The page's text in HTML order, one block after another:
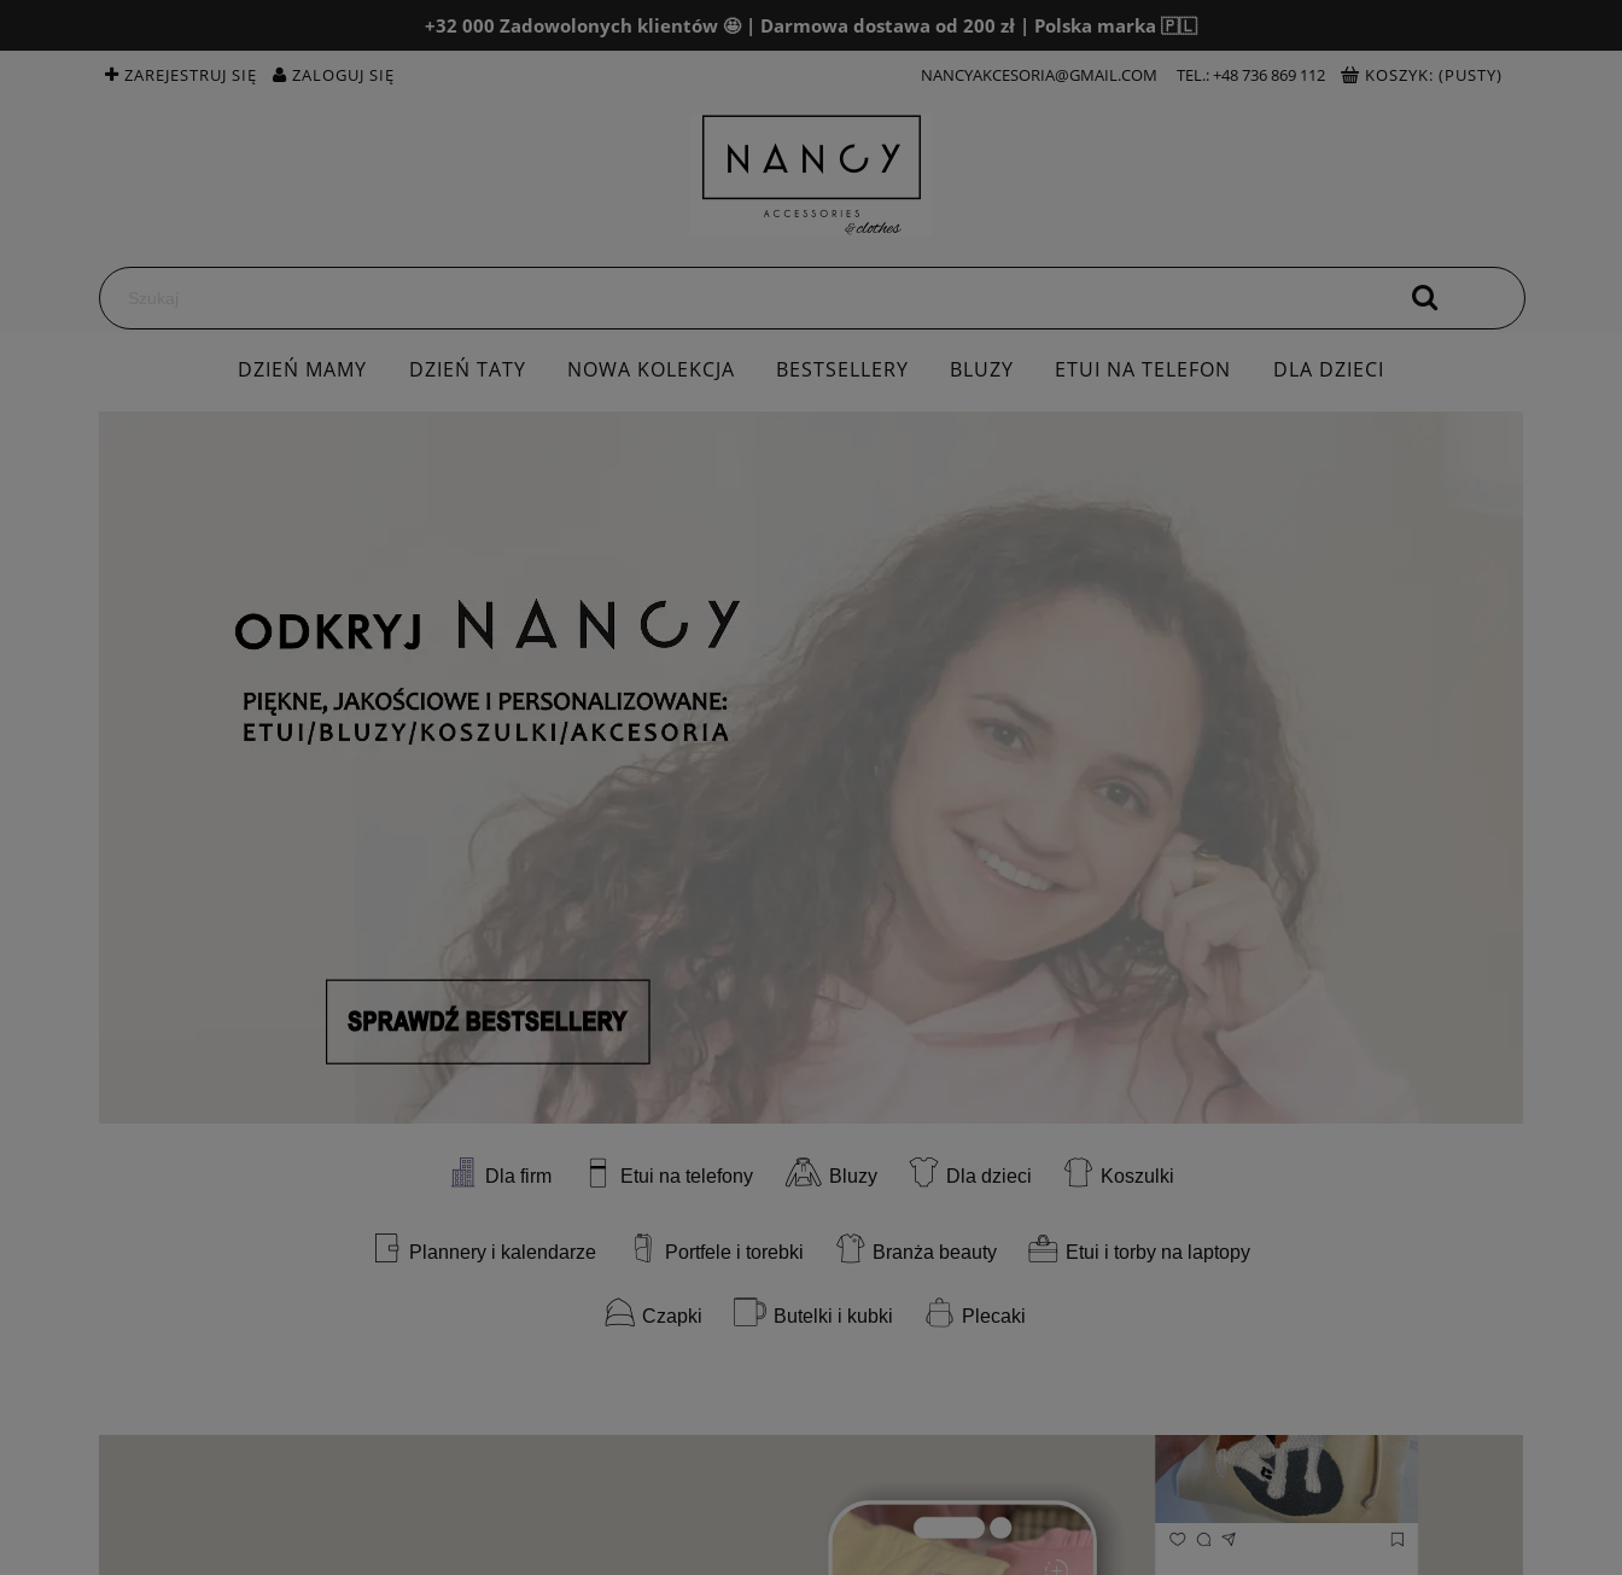
+32 000 Zadowolonych klientów 🤩 | Darmowa dostawa od 200 zł | Polska marka 🇵🇱
ZAREJESTRUJ SIĘ ZALOGUJ SIĘ NANCYAKCESORIA@GMAIL.COM TEL.: +48 736 869 112 KOSZYK: (PUSTY)
DZIEŃ MAMY DZIEŃ TATY NOWA KOLEKCJA BESTSELLERY BLUZY ETUI NA TELEFON DLA DZIECI
Dla firm Etui na telefony Bluzy Dla dzieci Koszulki
Plannery i kalendarze Portfele i torebki Branża beauty Etui i torby na laptopy
Czapki Butelki i kubki Plecaki